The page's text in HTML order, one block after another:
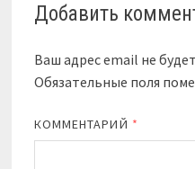
Добавить
Ваш адрес email не
Обязательные поля
КОММЕНТАРИЙ *